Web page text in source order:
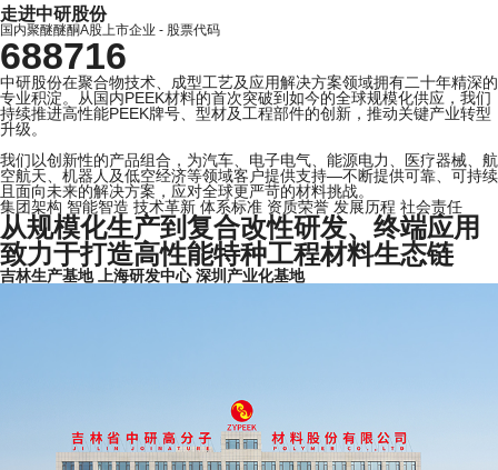
走进中研股份
国内聚醚醚酮A股上市企业 - 股票代码
688716
中研股份在聚合物技术、成型工艺及应用解决方案领域拥有二十年精深的
专业积淀。从国内PEEK材料的首次突破到如今的全球规模化供应，我们
持续推进高性能PEEK牌号、型材及工程部件的创新，推动关键产业转型
升级。
我们以创新性的产品组合，为汽车、电子电气、能源电力、医疗器械、航
空航天、机器人及低空经济等领域客户提供支持—不断提供可靠、可持续
且面向未来的解决方案，应对全球更严苛的材料挑战。
集团架构 智能智造 技术革新 体系标准 资质荣誉 发展历程 社会责任
从规模化生产到复合改性研发、终端应用
致力于打造高性能特种工程材料生态链
吉林生产基地 上海研发中心 深圳产业化基地